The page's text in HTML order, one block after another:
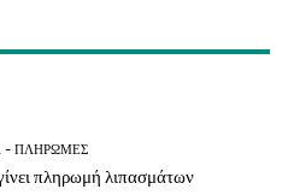
- ΠΛΗΡΩΜΈΣ
πληρωμή λιπασμάτων